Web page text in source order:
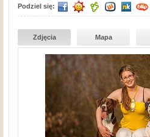
Podziel się:
Zdjęcia Mapa